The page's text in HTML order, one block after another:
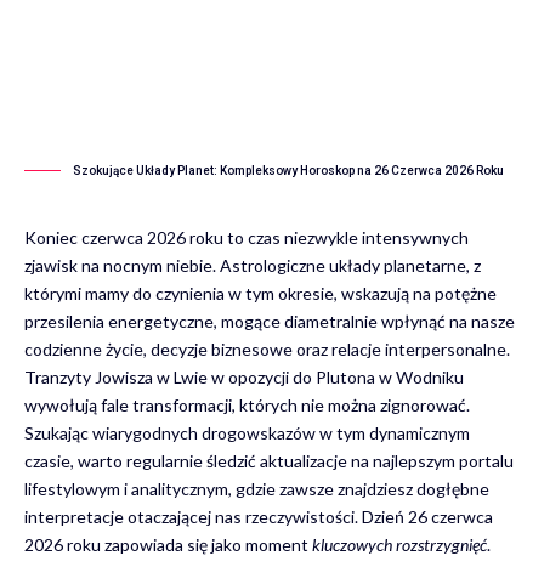
Szokujące Układy Planet: Kompleksowy Horoskop na 26 Czerwca 2026 Roku
Koniec czerwca 2026 roku to czas niezwykle intensywnych
zjawisk na nocnym niebie. Astrologiczne układy planetarne, z
którymi mamy do czynienia w tym okresie, wskazują na potężne
przesilenia energetyczne, mogące diametralnie wpłynąć na nasze
codzienne życie, decyzje biznesowe oraz relacje interpersonalne.
Tranzyty Jowisza w Lwie w opozycji do Plutona w Wodniku
wywołują fale transformacji, których nie można zignorować.
Szukając wiarygodnych drogowskazów w tym dynamicznym
czasie, warto regularnie śledzić aktualizacje na najlepszym portalu
lifestylowym i analitycznym, gdzie zawsze znajdziesz dogłębne
interpretacje otaczającej nas rzeczywistości. Dzień 26 czerwca
2026 roku zapowiada się jako moment kluczowych rozstrzygnięć.